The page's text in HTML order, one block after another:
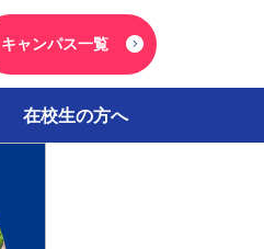
キャンパス一覧
在校生の方へ